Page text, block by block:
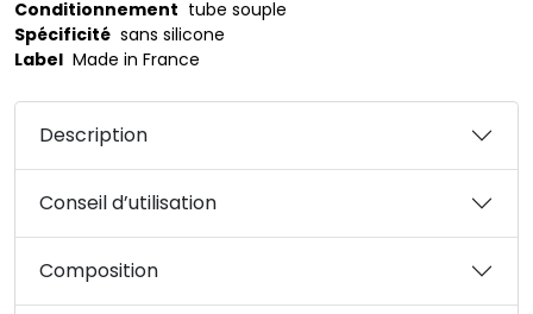
Conditionnement tube souple
Spécificité sans silicone
Label Made in France
Description
Conseil d’utilisation
Composition